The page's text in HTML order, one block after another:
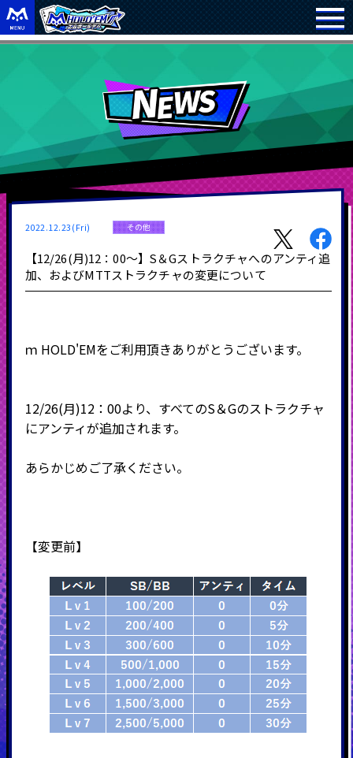
2022.12.23(Fri) その他
【12/26(月)12：00～】S＆Gストラクチャへのアンティ追
加、およびMTTストラクチャの変更について
ｍ HOLD'EMをご利用頂きありがとうございます。
12/26(月)12：00より、すべてのS＆Gのストラクチャ
にアンティが追加されます。
あらかじめご了承ください。
【変更前】